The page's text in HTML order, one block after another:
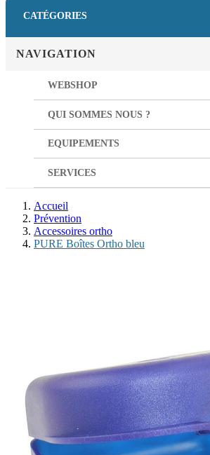
CATÉGORIES
NAVIGATION
WEBSHOP
QUI SOMMES NOUS ?
EQUIPEMENTS
SERVICES
Accueil
Prévention
Accessoires ortho
PURE Boîtes Ortho bleu